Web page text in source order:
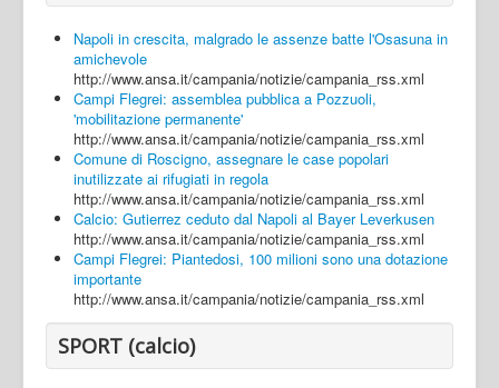
Napoli in crescita, malgrado le assenze batte l'Osasuna in
amichevole
http://www.ansa.it/campania/notizie/campania_rss.xml
Campi Flegrei: assemblea pubblica a Pozzuoli,
'mobilitazione permanente'
http://www.ansa.it/campania/notizie/campania_rss.xml
Comune di Roscigno, assegnare le case popolari
inutilizzate ai rifugiati in regola
http://www.ansa.it/campania/notizie/campania_rss.xml
Calcio: Gutierrez ceduto dal Napoli al Bayer Leverkusen
http://www.ansa.it/campania/notizie/campania_rss.xml
Campi Flegrei: Piantedosi, 100 milioni sono una dotazione
importante
http://www.ansa.it/campania/notizie/campania_rss.xml
SPORT (calcio)